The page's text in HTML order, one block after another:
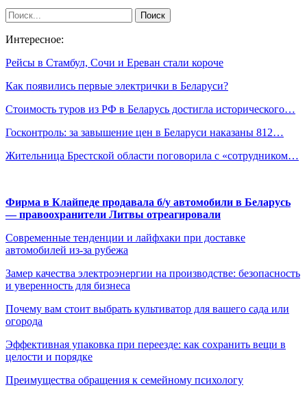
Интересное:
Рейсы в Стамбул, Сочи и Ереван стали короче
Как появились первые электрички в Беларуси?
Стоимость туров из РФ в Беларусь достигла исторического…
Госконтроль: за завышение цен в Беларуси наказаны 812…
Жительница Брестской области поговорила с «сотрудником…
Фирма в Клайпеде продавала б/у автомобили в Беларусь
— правоохранители Литвы отреагировали
Современные тенденции и лайфхаки при доставке
автомобилей из-за рубежа
Замер качества электроэнергии на производстве: безопасность
и уверенность для бизнеса
Почему вам стоит выбрать культиватор для вашего сада или
огорода
Эффективная упаковка при переезде: как сохранить вещи в
целости и порядке
Преимущества обращения к семейному психологу